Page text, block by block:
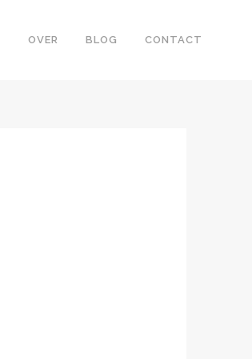
OVER BLOG CONTACT